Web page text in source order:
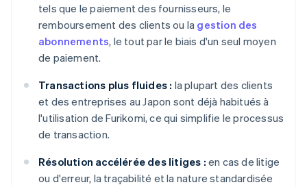
tels que le paiement des fournisseurs, le
remboursement des clients ou la gestion des
abonnements, le tout par le biais d'un seul moyen
de paiement.
Transactions plus fluides : la plupart des clients
et des entreprises au Japon sont déjà habitués à
l'utilisation de Furikomi, ce qui simplifie le processus
de transaction.
Résolution accélérée des litiges : en cas de litige
ou d'erreur, la traçabilité et la nature standardisée